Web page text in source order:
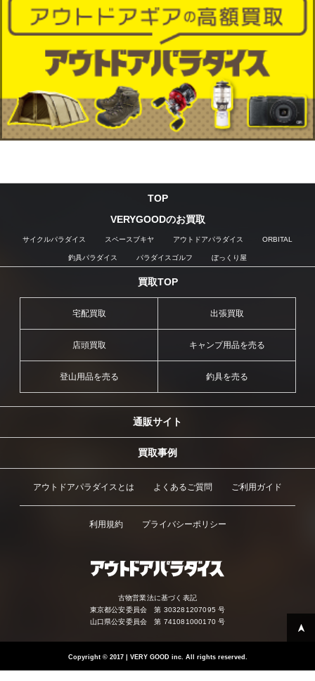
TOP
VERYGOODのお買取
サイクルパラダイス スペースブキヤ アウトドアパラダイス ORBITAL
釣具パラダイス パラダイスゴルフ ぼっくり屋
買取TOP
宅配買取 出張買取
店頭買取 キャンプ用品を売る
登山用品を売る 釣具を売る
通販サイト
買取事例
アウトドアパラダイスとは よくあるご質問 ご利用ガイド
利用規約 プライバシーポリシー
古物営業法に基づく表記
東京都公安委員会 第 303281207095 号
山口県公安委員会 第 741081000170 号
Copyright ©2017 | VERY GOOD inc. All rights reserved.